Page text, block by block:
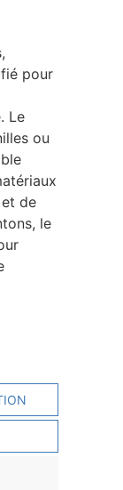
pour
Le
ou
de
le